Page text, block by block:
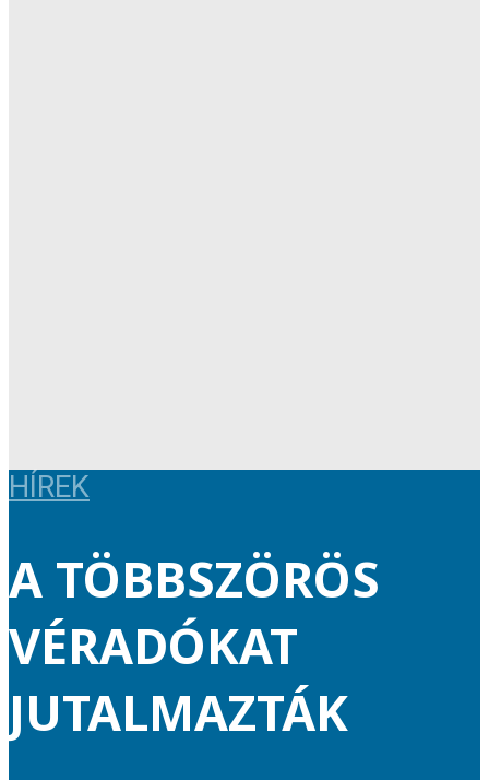
HÍREK
A TÖBBSZÖRÖS
VÉRADÓKAT
JUTALMAZTÁK